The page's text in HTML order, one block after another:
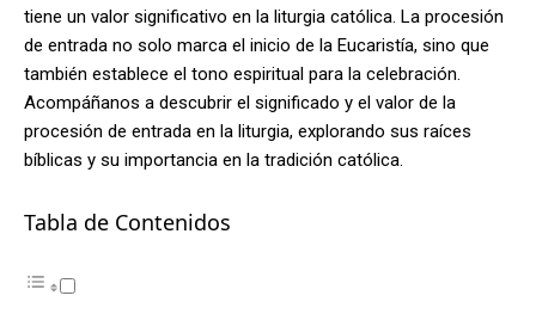
tiene un valor significativo en la liturgia católica. La procesión
de entrada no solo marca el inicio de la Eucaristía, sino que
también establece el tono espiritual para la celebración.
Acompáñanos a descubrir el significado y el valor de la
procesión de entrada en la liturgia, explorando sus raíces
bíblicas y su importancia en la tradición católica.
Tabla de Contenidos